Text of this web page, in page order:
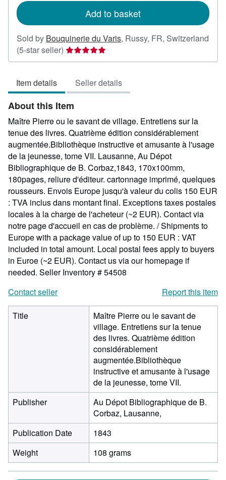
Add to basket
Sold by Bouquinerie du Varis, Russy, FR, Switzerland
(5-star seller) Seller
rating
out
of
5
stars
Item details Seller details
About this Item
Maître Pierre ou le savant de village. Entretiens sur la
tenue des livres. Quatrième édition considérablement
augmentée.Bibliothèque instructive et amusante à l'usage
de la jeunesse, tome VII. Lausanne, Au Dépot
Bibliographique de B. Corbaz,1843, 170x100mm,
180pages, reliure d'éditeur. cartonnage imprimé, quelques
rousseurs. Envois Europe jusqu'à valeur du colis 150 EUR
: TVA inclus dans montant final. Exceptions taxes postales
locales à la charge de l'acheteur (~2 EUR). Contact via
notre page d'accueil en cas de problème. / Shipments to
Europe with a package value of up to 150 EUR : VAT
included in total amount. Local postal fees apply to buyers
in Euroe (~2 EUR). Contact us via our homepage if
needed. Seller Inventory # 54508
Contact seller
Report this item
Title
Maître Pierre ou le savant de
village. Entretiens sur la tenue
des livres. Quatrième édition
considérablement
augmentée.Bibliothèque
instructive et amusante à l'usage
de la jeunesse, tome VII.
Publisher
Au Dépot Bibliographique de B.
Corbaz, Lausanne,
Publication Date
1843
Weight
108 grams